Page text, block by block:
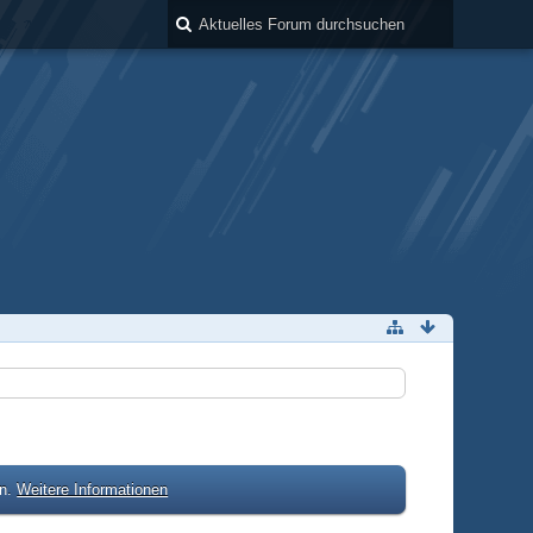
Weitere Informationen